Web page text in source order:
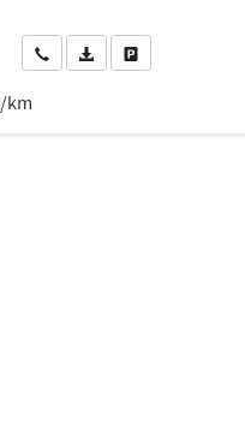
Wir rufen Sie an
PDF-Datei,Drucken, parken
km